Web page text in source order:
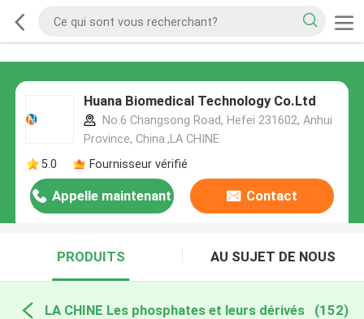
Huana Biomedical Technology Co.Ltd
No.6 Changsong Road, Hefei 231602, Anhui
Province, China.,LA CHINE
5.0
Fournisseur vérifié
Appelle maintenant Contact
PRODUITS AU SUJET DE NOUS
LA CHINE Les phosphates et leurs dérivés (152)